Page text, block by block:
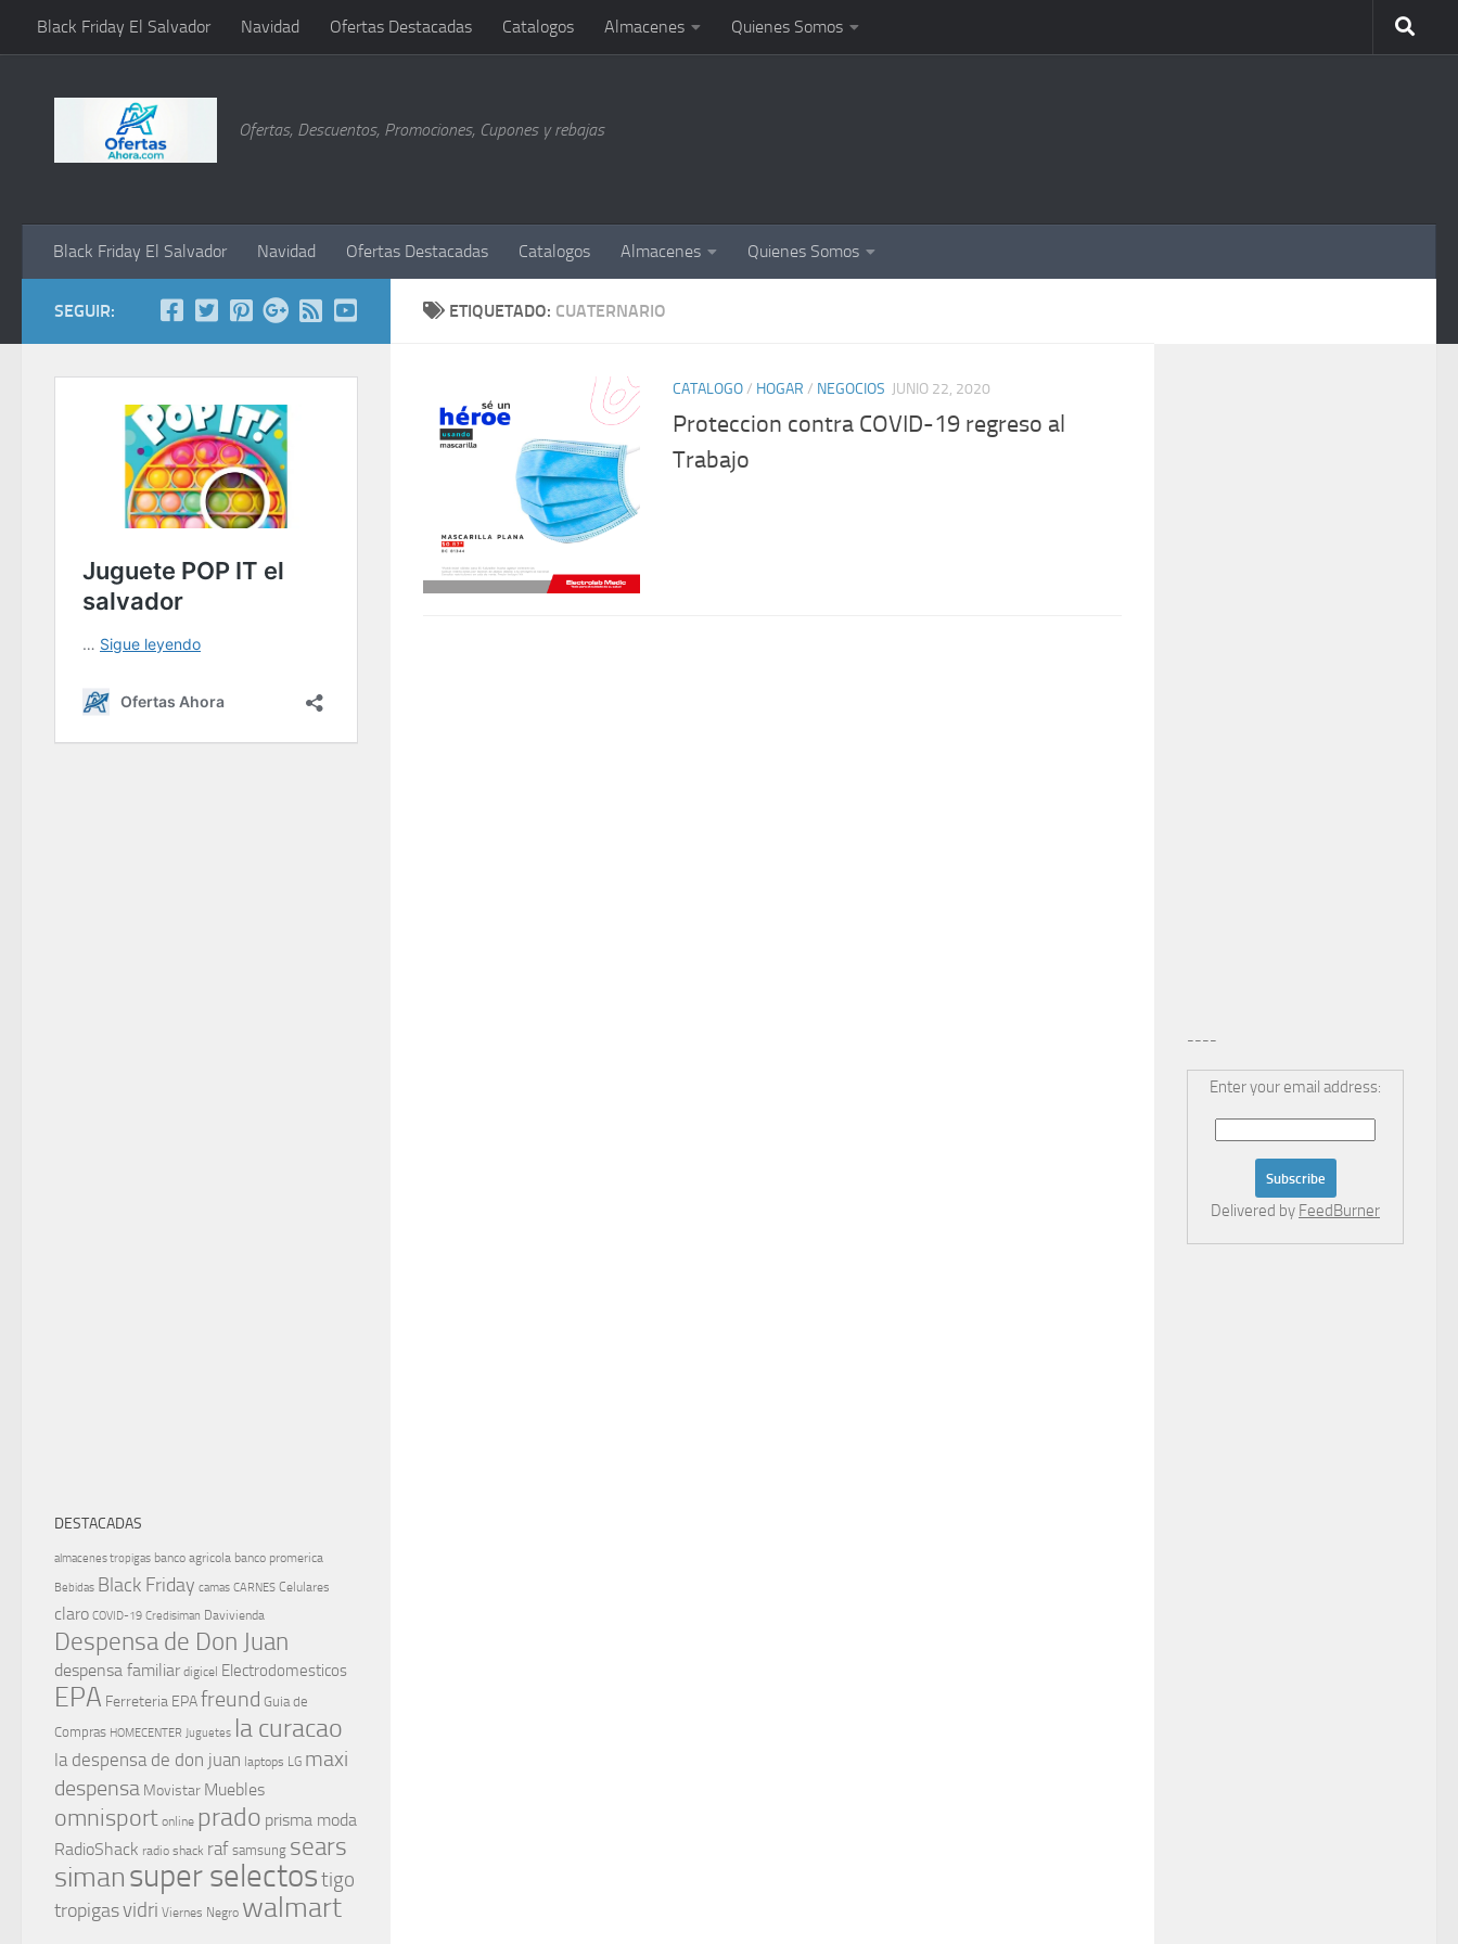
Saltar al contenido
Black Friday El Salvador Navidad Ofertas Destacadas Catalogos Almacenes Quienes Somos
Ofertas, Descuentos, Promociones, Cupones y rebajas
Black Friday El Salvador Navidad Ofertas Destacadas Catalogos Almacenes Quienes Somos
ETIQUETADO: CUATERNARIO
CATALOGO/ HOGAR / NEGOCIOS JUNIO 22, 2020
Proteccion contra COVID-19 regreso al
Trabajo
SEGUIR:
DESTACADAS
almacenes tropigas banco agricola banco promerica
Bebidas Black Friday camas CARNES Celulares
claro COVID-19 Credisiman Davivienda
Despensa de Don Juan
despensa familiar digicel Electrodomesticos
EPA Ferreteria EPAfreund Guia de
Compras HOMECENTER Juguetes la curacao
la despensa de don juan laptops LG maxi
despensa Movistar Muebles
omnisport online prado prisma moda
RadioShack radio shack raf samsung sears
simansuper selectostigo
tropigasvidri Viernes Negro walmart
----
Enter your email address:
Delivered by FeedBurner